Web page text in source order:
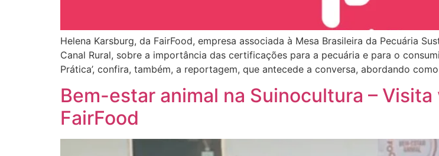
Helena Karsburg, da FairFood, empresa associada à Mesa Brasileira da Pecuária
Canal Rural, sobre a importância das certificações para a pecuária e para o
Prática’, confira, também, a reportagem, que antecede a conversa, abordando
Bem-estar animal na Suinocultura –
FairFood